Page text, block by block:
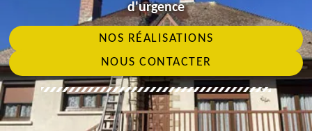
d'urgence
NOS RÉALISATIONS
NOUS CONTACTER